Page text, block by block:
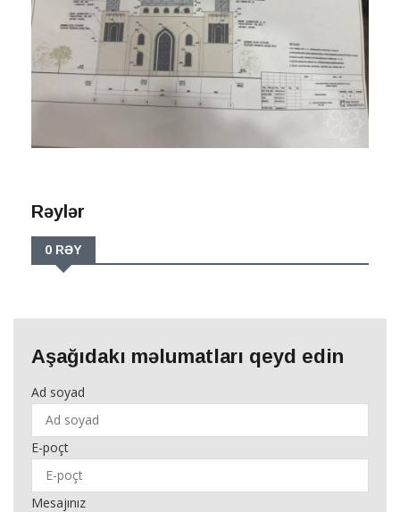
Rəylər
0 RƏY
Aşağıdakı məlumatları qeyd edin
Ad soyad
E-poçt
Mesajınız